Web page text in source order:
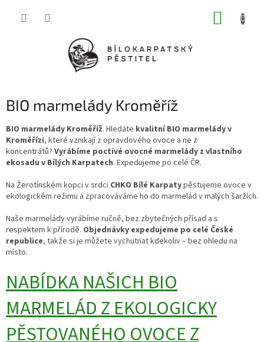
BIO marmelády Kroměříž
BIO marmelády Kroměříž. Hledáte kvalitní BIO marmelády v
Kroměřízi, které vznikají z opravdového ovoce a ne z
koncentrátů? Vyrábíme poctivé ovocné marmelády z vlastního
ekosadu v Bílých Karpatech. Expedujeme po celé ČR.
Na Žerotínském kopci v srdci CHKO Bílé Karpatypěstujeme ovoce v
ekologickém režimu a zpracováváme ho do marmelád v malých šaržích.
Naše marmelády vyrábíme ručně, bez zbytečných přísad a s
respektem k přírodě. Objednávky expedujeme po celé České
republice, takže si je můžete vychutnat kdekoliv – bez ohledu na
místo.
NABÍDKA NAŠICH BIO
MARMELÁD Z EKOLOGICKY
PĚSTOVANÉHO OVOCE Z